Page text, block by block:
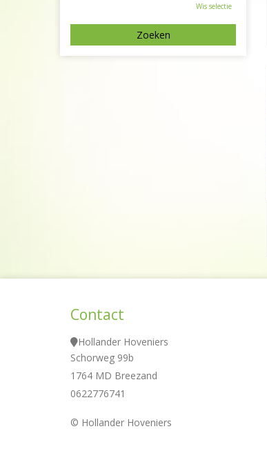
Wis selectie
Contact
Hollander Hoveniers
Schorweg 99b
1764 MD Breezand
0622776741
© Hollander Hoveniers